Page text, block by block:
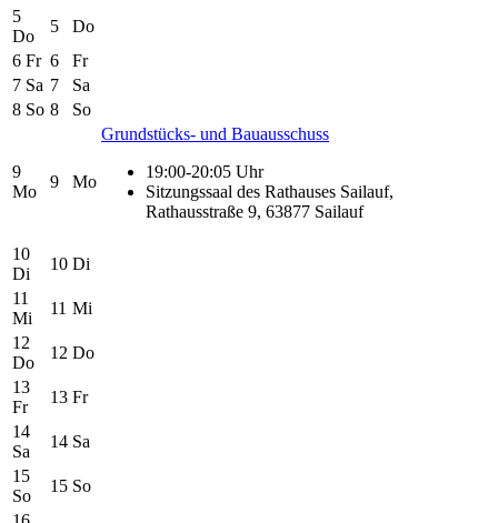
5
Do
5
Do
6 Fr 6
Fr
7 Sa 7
Sa
8 So 8 So
9
Mo
9 Mo
Grundstücks- und Bauausschuss
19:00-20:05 Uhr
Sitzungssaal des Rathauses Sailauf,
Rathausstraße 9, 63877 Sailauf
10
Di
10 Di
11
Mi
11 Mi
12
Do
12 Do
13
Fr
13 Fr
14
Sa
14 Sa
15
So
15 So